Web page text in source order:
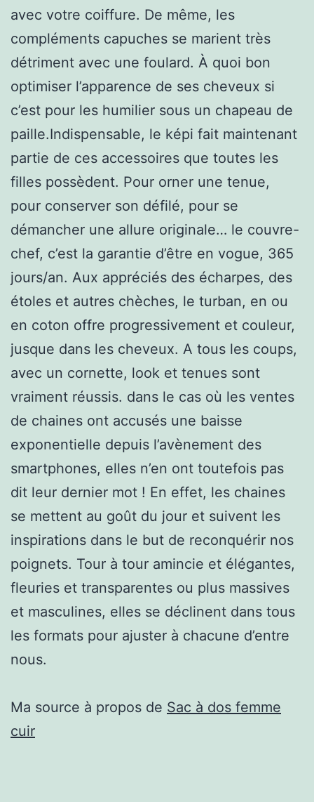
avec votre coiffure. De même, les
compléments capuches se marient très
détriment avec une foulard. À quoi bon
optimiser l’apparence de ses cheveux si
c’est pour les humilier sous un chapeau de
paille.Indispensable, le képi fait maintenant
partie de ces accessoires que toutes les
filles possèdent. Pour orner une tenue,
pour conserver son défilé, pour se
démancher une allure originale… le couvre-
chef, c’est la garantie d’être en vogue, 365
jours/an. Aux appréciés des écharpes, des
étoles et autres chèches, le turban, en ou
en coton offre progressivement et couleur,
jusque dans les cheveux. A tous les coups,
avec un cornette, look et tenues sont
vraiment réussis. dans le cas où les ventes
de chaines ont accusés une baisse
exponentielle depuis l’avènement des
smartphones, elles n’en ont toutefois pas
dit leur dernier mot ! En effet, les chaines
se mettent au goût du jour et suivent les
inspirations dans le but de reconquérir nos
poignets. Tour à tour amincie et élégantes,
fleuries et transparentes ou plus massives
et masculines, elles se déclinent dans tous
les formats pour ajuster à chacune d’entre
nous.
Ma source à propos de Sac à dos femme
cuir